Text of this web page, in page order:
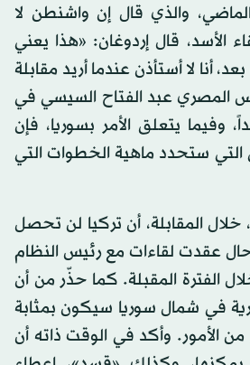
الماضي، والذي قال إن واشنطن لا
الأسد، قال إردوغان: «هذا يعني
أنا لا أستأذن عندما أريد مقابلة
المصري عبد الفتاح السيسي في
وفيما يتعلق الأمر بسوريا، فإن
التي ستحدد ماهية الخطوات التي
المقابلة، أن تركيا لن تحصل
عقدت لقاءات مع رئيس النظام
الفترة المقبلة. كما حذّر من أن
في شمال سوريا سيكون بمثابة
الأمور. وأكد في الوقت ذاته أن